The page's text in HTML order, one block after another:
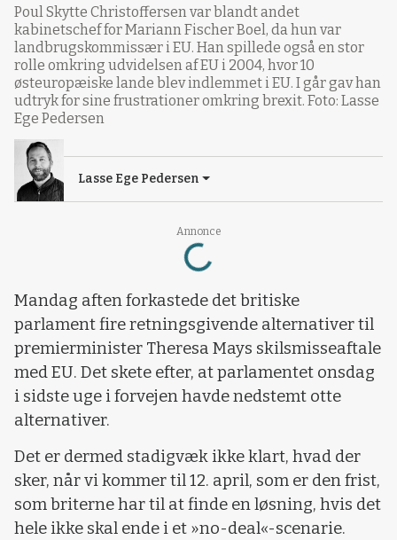
Annonce
Loading...
Poul Skytte Christoffersen var blandt andet
kabinetschef for Mariann Fischer Boel, da hun var
landbrugskommissær i EU. Han spillede også en stor
rolle omkring udvidelsen af EU i 2004, hvor 10
østeuropæiske lande blev indlemmet i EU. I går gav han
udtryk for sine frustrationer omkring brexit. Foto: Lasse
Ege Pedersen
Lasse Ege Pedersen
Mandag aften forkastede det britiske
parlament fire retningsgivende alternativer til
premierminister Theresa Mays skilsmisseaftale
med EU. Det skete efter, at parlamentet onsdag
i sidste uge i forvejen havde nedstemt otte
alternativer.
Det er dermed stadigvæk ikke klart, hvad der
sker, når vi kommer til 12. april, som er den frist,
som briterne har til at finde en løsning, hvis det
hele ikke skal ende i et »no-deal«-scenarie.